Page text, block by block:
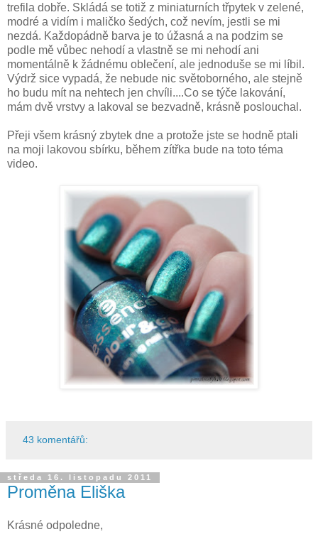
trefila dobře. Skládá se totiž z miniaturních třpytek v zelené,
modré a vidím i maličko šedých, což nevím, jestli se mi
nezdá. Každopádně barva je to úžasná a na podzim se
podle mě vůbec nehodí a vlastně se mi nehodí ani
momentálně k žádnému oblečení, ale jednoduše se mi líbil.
Výdrž sice vypadá, že nebude nic světoborného, ale stejně
ho budu mít na nehtech jen chvíli....Co se týče lakování,
mám dvě vrstvy a lakoval se bezvadně, krásně poslouchal.
Přeji všem krásný zbytek dne a protože jste se hodně ptali
na moji lakovou sbírku, během zítřka bude na toto téma
video.
43 komentářů:
středa 16. listopadu 2011
Proměna Eliška
Krásné odpoledne,